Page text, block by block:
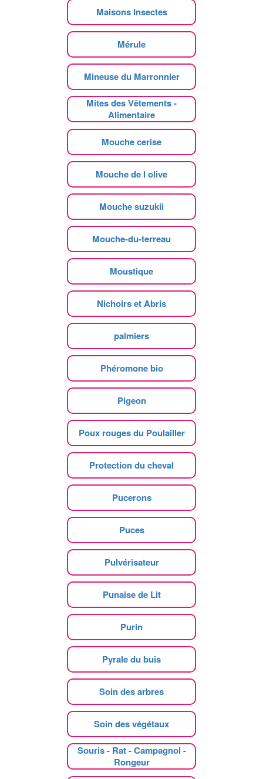
Maisons Insectes
Mérule
Mineuse du Marronnier
Mites des Vêtements -
Alimentaire
Mouche cerise
Mouche de l olive
Mouche suzukii
Mouche-du-terreau
Moustique
Nichoirs et Abris
palmiers
Phéromone bio
Pigeon
Poux rouges du Poulailler
Protection du cheval
Pucerons
Puces
Pulvérisateur
Punaise de Lit
Purin
Pyrale du buis
Soin des arbres
Soin des végétaux
Souris - Rat - Campagnol -
Rongeur